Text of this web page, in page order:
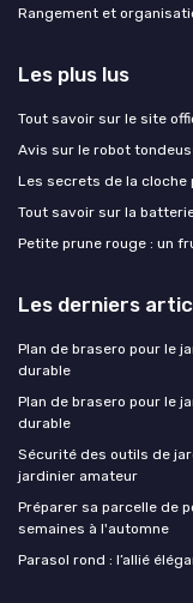
Rangement et
Les plus lus
Tout savoir sur le site
Avis sur le robot
Les secrets de la cloche
Tout savoir sur la
Petite prune rouge : un
Les derniers
Plan de brasero pour le
durable
Plan de brasero pour le
durable
Sécurité des outils de
jardinier amateur
Préparer sa parcelle de
semaines à l'automne
Parasol rond : l’allié